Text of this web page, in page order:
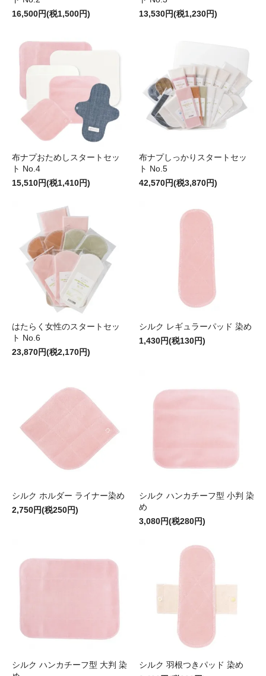
16,500円(税1,500円)
13,530円(税1,230円)
布ナプおためしスタートセッ
ト No.4
15,510円(税1,410円)
布ナプしっかりスタートセッ
ト No.5
42,570円(税3,870円)
はたらく女性のスタートセッ
ト No.6
23,870円(税2,170円)
シルク レギュラーパッド 染め
1,430円(税130円)
シルク ホルダー ライナー染め
2,750円(税250円)
シルク ハンカチーフ型 小判 染
め
3,080円(税280円)
シルク ハンカチーフ型 大判 染
シルク 羽根つきパッド 染め